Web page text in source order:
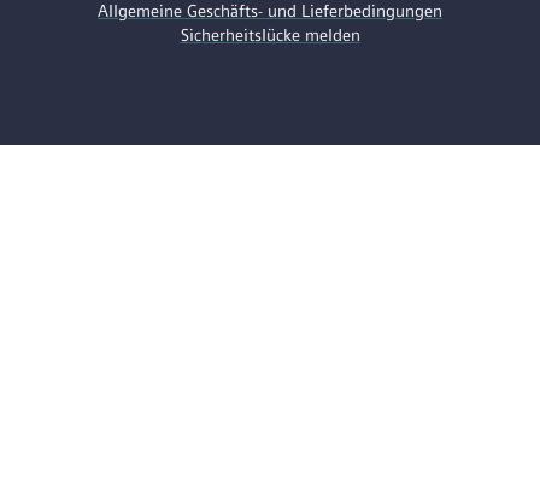
Allgemeine Geschäfts- und Lieferbedingungen
Sicherheitslücke melden